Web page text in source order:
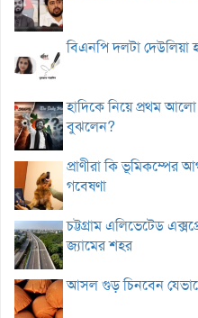
বিএনপি দলটা দেউলিয়া
হাদিকে নিয়ে প্রথম আলো
বুঝলেন?
প্রাণীরা কি ভূমিকম্পের
গবেষণা
চট্টগ্রাম এলিভেটেড
জ্যামের শহর
আসল গুড় চিনবেন